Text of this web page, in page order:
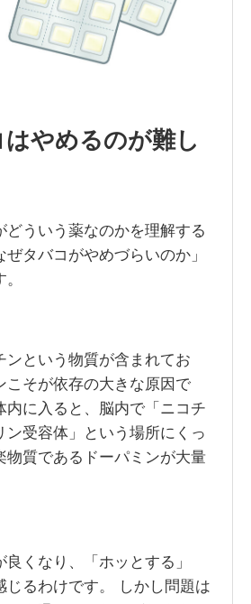
やめるのが難し
どういう薬なのかを理解する
タバコがやめづらいのか」
ンという物質が含まれてお
こそが依存の大きな原因で
内に入ると、脳内で「ニコチ
ン受容体」という場所にくっ
物質であるドーパミンが大量
くなり、「ホッとする」
じるわけです。 しかし問題は